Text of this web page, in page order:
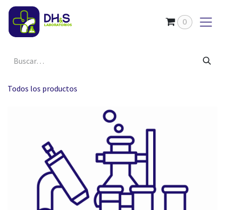
Ir al contenido
0
Todos los productos